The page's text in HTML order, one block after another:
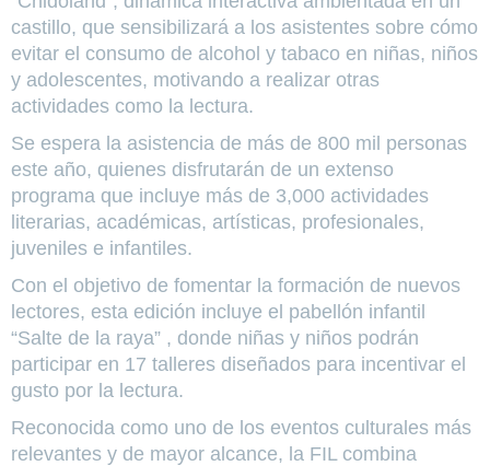
castillo, que sensibilizará a los asistentes sobre cómo
evitar el consumo de alcohol y tabaco en niñas, niños
y adolescentes, motivando a realizar otras
actividades como la lectura.
Se espera la asistencia de más de 800 mil personas
este año, quienes disfrutarán de un extenso
programa que incluye más de 3,000 actividades
literarias, académicas, artísticas, profesionales,
juveniles e infantiles.
Con el objetivo de fomentar la formación de nuevos
lectores, esta edición incluye el pabellón infantil
“Salte de la raya” , donde niñas y niños podrán
participar en 17 talleres diseñados para incentivar el
gusto por la lectura.
Reconocida como uno de los eventos culturales más
relevantes y de mayor alcance, la FIL combina